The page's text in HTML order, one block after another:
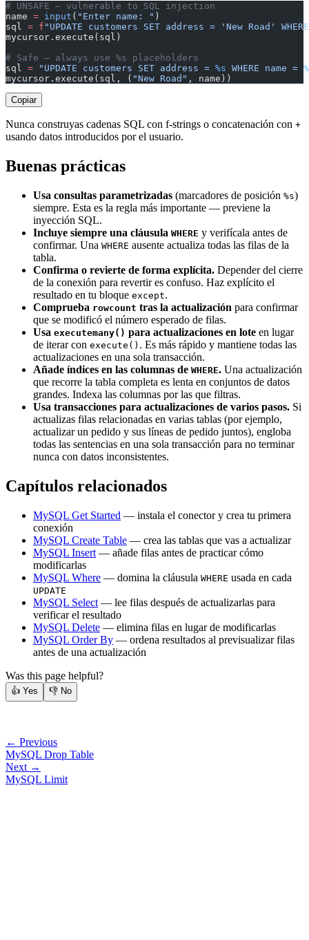
# UNSAFE — vulnerable to SQL injection
name = input ( "Enter name: " )
sql = f "UPDATE customers SET address = 'New Road'
mycursor.execute(sql)
# Safe — always use %s placeholders
sql = "UPDATE customers SET address = %s WHERE name =
mycursor.execute(sql, ( "New Road" , name))
Copiar
Nunca construyas cadenas SQL con f-strings o concatenación con +
usando datos introducidos por el usuario.
Buenas prácticas
Usa consultas parametrizadas (marcadores de posición %s)
siempre. Esta es la regla más importante — previene la
inyección SQL.
Incluye siempre una cláusula WHERE y verifícala antes de
confirmar. Una WHERE ausente actualiza todas las filas de la
tabla.
Confirma o revierte de forma explícita. Depender del cierre
de la conexión para revertir es confuso. Haz explícito el
resultado en tu bloque except.
Comprueba rowcount tras la actualización para confirmar
que se modificó el número esperado de filas.
Usa executemany() para actualizaciones en lote en lugar
de iterar con execute() . Es más rápido y mantiene todas las
actualizaciones en una sola transacción.
Añade índices en las columnas de WHERE. Una actualización
que recorre la tabla completa es lenta en conjuntos de datos
grandes. Indexa las columnas por las que filtras.
Usa transacciones para actualizaciones de varios pasos. Si
actualizas filas relacionadas en varias tablas (por ejemplo,
actualizar un pedido y sus líneas de pedido juntos), engloba
todas las sentencias en una sola transacción para no terminar
nunca con datos inconsistentes.
Capítulos relacionados
MySQL Get Started — instala el conector y crea tu primera
conexión
MySQL Create Table — crea las tablas que vas a actualizar
MySQL Insert — añade filas antes de practicar cómo
modificarlas
MySQL Where — domina la cláusula WHERE usada en cada
UPDATE
MySQL Select — lee filas después de actualizarlas para
verificar el resultado
MySQL Delete — elimina filas en lugar de modificarlas
MySQL Order By — ordena resultados al previsualizar filas
antes de una actualización
Was this page helpful?
👍 Yes 👎 No
← Previous
MySQL Drop Table
Next →
MySQL Limit